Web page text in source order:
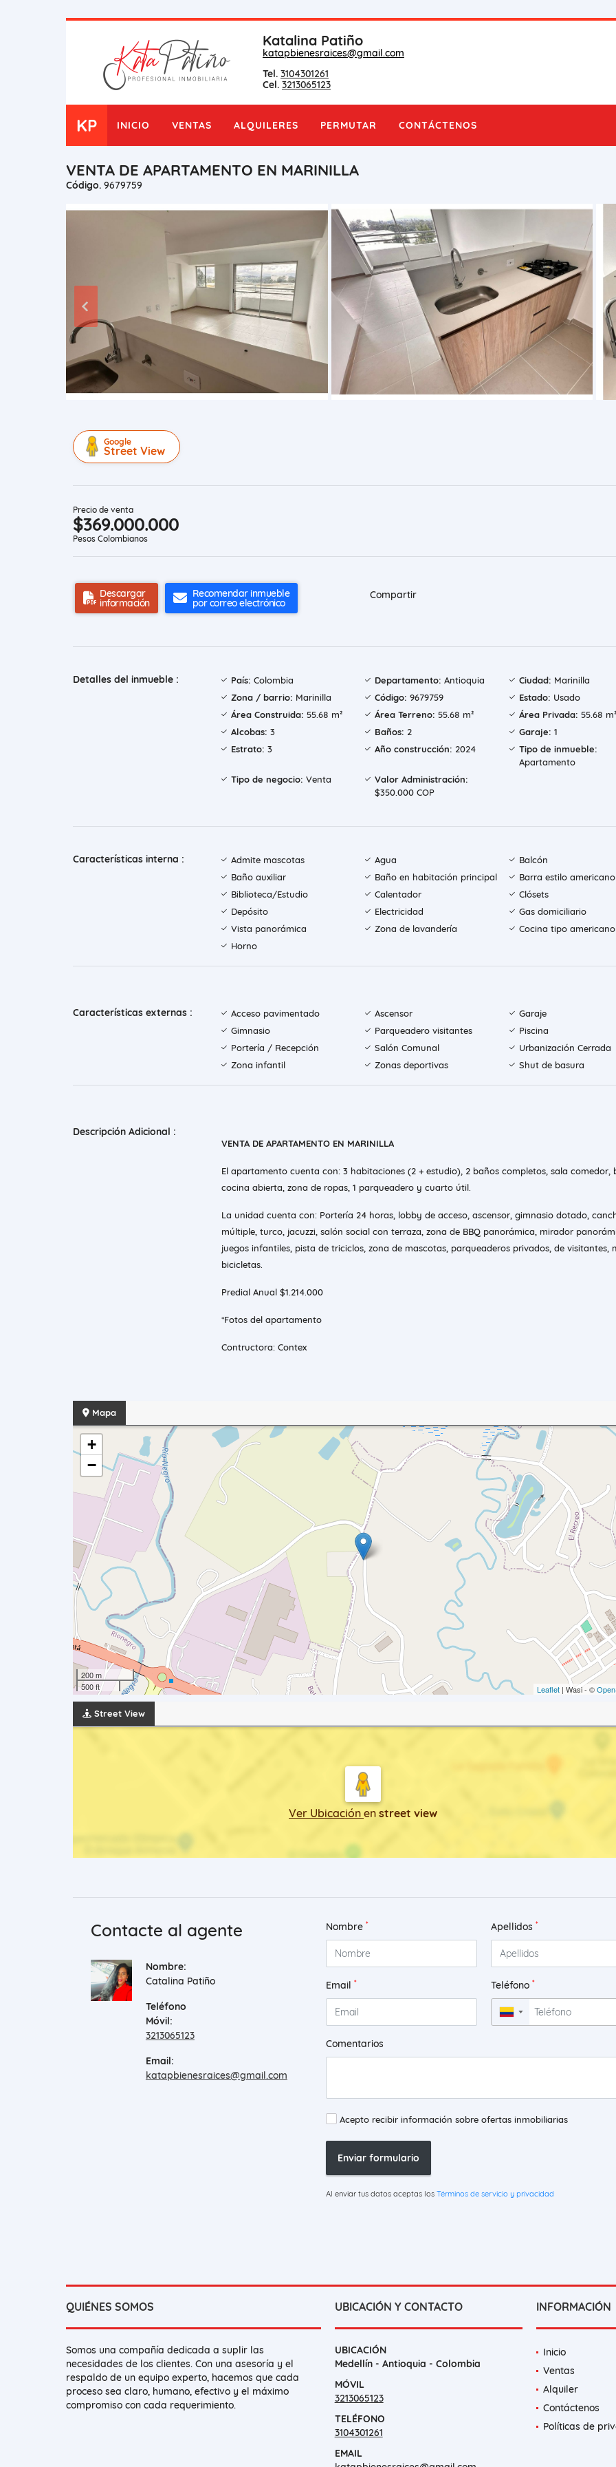
Katalina Patiño
katapbienesraices@gmail.com
Tel. 3104301261
Cel. 3213065123
KP INICIO VENTAS ALQUILERES PERMUTAR CONTÁCTENOS
VENTA DE APARTAMENTO EN MARINILLA
Código. 9679759
Google
Street View
Precio de venta
$369.000.000
Pesos Colombianos
Descargar
información
Recomendar inmueble
por correo electrónico
Compartir
Detalles del inmueble : País: Colombia Departamento: Antioquia Ciudad: Marinilla
Zona / barrio: Marinilla Código: 9679759 Estado: Usado
Área Construida: 55.68 m² Área Terreno: 55.68 m² Área Privada: 55.68 m²
Alcobas: 3 Baños: 2 Garaje: 1
Estrato: 3 Año construcción: 2024
Tipo de inmueble:
Apartamento
Tipo de negocio: Venta
Valor Administración:
$350.000 COP
Características interna : Admite mascotas Agua
Balcón
Baño auxiliar
Baño en habitación principal
Barra estilo americano
Biblioteca/Estudio
Calentador
Clósets
Depósito
Electricidad
Gas domiciliario
Vista panorámica
Zona de lavandería
Cocina tipo americano
Horno
Características externas : Acceso pavimentado Ascensor
Garaje
Gimnasio
Parqueadero visitantes
Piscina
Portería / Recepción
Salón Comunal
Urbanización Cerrada
Zona infantil
Zonas deportivas Shut de basura
Descripción Adicional :
VENTA DE APARTAMENTO EN MARINILLA
El apartamento cuenta con: 3 habitaciones (2 + estudio), 2 baños completos, sala comedor,
cocina abierta, zona de ropas, 1 parqueadero y cuarto útil.
La unidad cuenta con: Portería 24 horas, lobby de acceso, ascensor, gimnasio dotado,
múltiple, turco, jacuzzi, salón social con terraza, zona de BBQ panorámica, mirador
juegos infantiles, pista de triciclos, zona de mascotas, parqueaderos privados, de visitantes,
bicicletas.
Predial Anual $1.214.000
*Fotos del apartamento
Contructora: Contex
Mapa
+
−
200 m
500 ft
Leaflet | Wasi - ©
Street View
Ver Ubicación en street view
Contacte al agente
Nombre:
Catalina Patiño
Teléfono
Móvil:
3213065123
Email:
katapbienesraices@gmail.com
Nombre * Apellidos *
Email * Teléfono *
▼
Comentarios
Acepto recibir información sobre ofertas inmobiliarias
Enviar formulario
Al enviar tus datos aceptas los Términos de servicio y privacidad
QUIÉNES SOMOS
Somos una compañía dedicada a suplir las
necesidades de los clientes. Con una asesoría y el
respaldo de un equipo experto, hacemos que cada
proceso sea claro, humano, efectivo y el máximo
compromiso con cada requerimiento.
UBICACIÓN Y CONTACTO
UBICACIÓN
Medellín - Antioquia - Colombia
MÓVIL
3213065123
TELÉFONO
3104301261
EMAIL
INFORMACIÓN
Inicio
Ventas
Alquiler
Contáctenos
Políticas de